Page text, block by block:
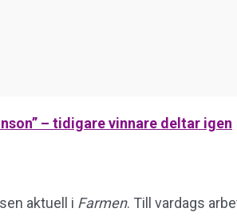
– tidigare vinnare deltar igen
aktuell i Farmen. Till vardags